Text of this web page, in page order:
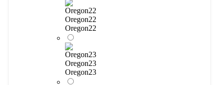
Oregon22
Oregon22
Oregon23
Oregon23